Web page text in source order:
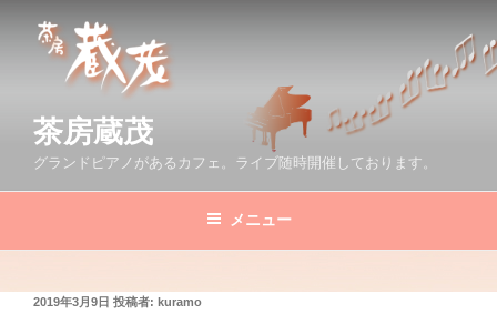
キ
プ
茶房蔵茂
グランドピアノがあるカフェ。ライブ随時開催しております。
メニュー
投
2019年3月9日 投稿者: kuramo